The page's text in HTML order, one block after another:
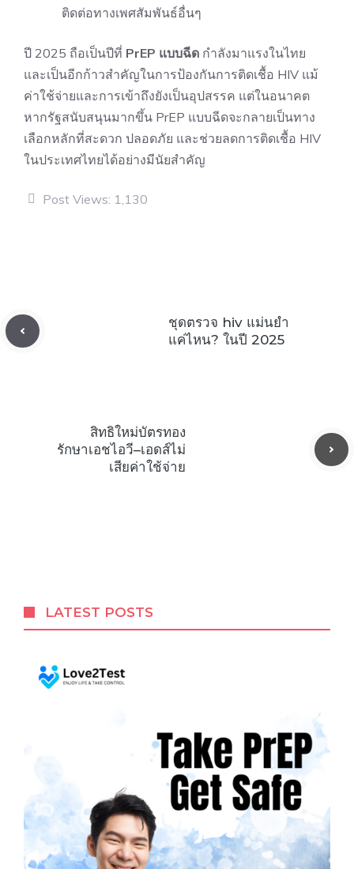
ติดต่อทางเพศสัมพันธ์อื่นๆ
ปี 2025 ถือเป็นปีที่ PrEP แบบฉีด กำลังมาแรงในไทย
และเป็นอีกก้าวสำคัญในการป้องกันการติดเชื้อ HIV แม้
ค่าใช้จ่ายและการเข้าถึงยังเป็นอุปสรรค แต่ในอนาคต
หากรัฐสนับสนุนมากขึ้น PrEP แบบฉีดจะกลายเป็นทาง
เลือกหลักที่สะดวก ปลอดภัย และช่วยลดการติดเชื้อ HIV
ในประเทศไทยได้อย่างมีนัยสำคัญ
Post Views: 1,130
ชุดตรวจ hiv แม่นยำ
แค่ไหน? ในปี 2025
สิทธิใหม่บัตรทอง
รักษาเอชไอวี–เอดส์ไม่
เสียค่าใช้จ่าย
LATEST POSTS